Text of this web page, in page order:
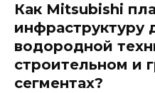
Как Mitsubishi
водородной
строительном и
сегментах?